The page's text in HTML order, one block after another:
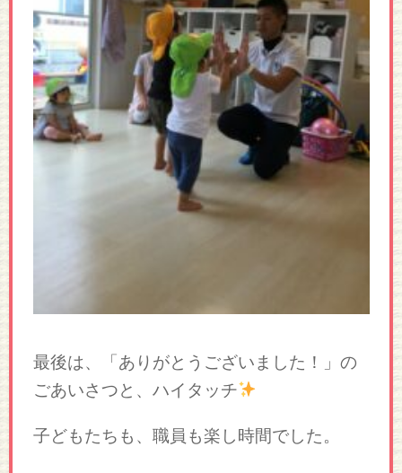
最後は、「ありがとうございました！」の
ごあいさつと、ハイタッチ
子どもたちも、職員も楽し時間でした。